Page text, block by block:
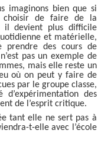
imaginons bien que si
choisir de faire de la
il devient plus difficile
et matérielle,
prendre des cours de
pas un exemple de
mais elle reste un
où on peut y faire de
par le groupe classe,
d’expérimentation des
de l’esprit critique.
tant elle ne sert pas à
t-elle avec l’école